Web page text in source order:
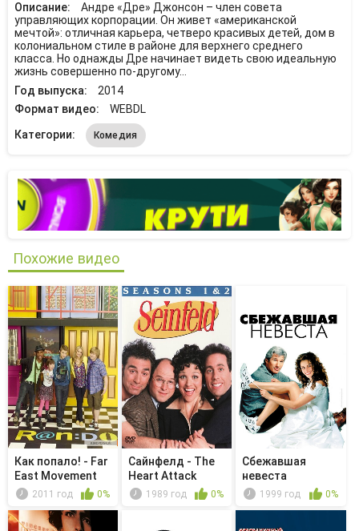
Описание:
Андре «Дре» Джонсон – член совета
управляющих корпорации. Он живет «американской
мечтой»: отличная карьера, четверо красивых детей, дом в
колониальном стиле в районе для верхнего среднего
класса. Но однажды Дре начинает видеть свою идеальную
жизнь совершенно по-другому…
Год выпуска:
2014
Формат видео:
WEBDL
Категории:
Комедия
Похожие видео
Как попало! - Far
East Movement
2011 год 0%
Сайнфелд - The
Heart Attack
1989 год 0%
Сбежавшая
невеста
1999 год 0%